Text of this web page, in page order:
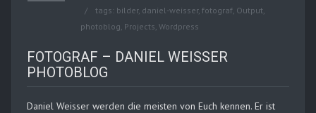
tags: bilder, daniel-weisser, fotograf Output
photoblog Projects Wordpress
FOTOGRAF – DANIEL WEISSER
PHOTOBLOG
Daniel Weisser werden die meisten von Euch kennen. Er ist